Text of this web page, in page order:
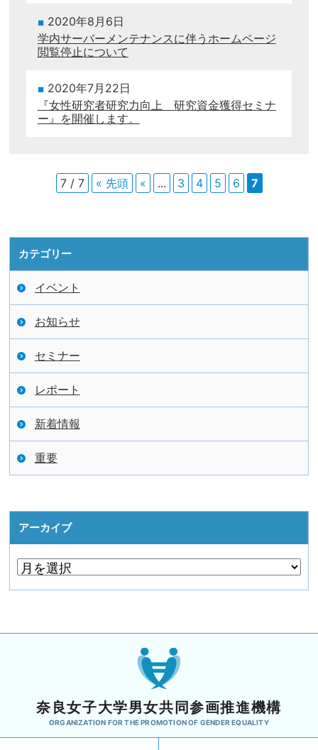
2020年8月6日
学内サーバーメンテナンスに伴うホームページ
閲覧停止について
2020年7月22日
『女性研究者研究力向上 研究資金獲得セミナ
ー』を開催します。
7 / 7 « 先頭 « ... 3 4 5 6 7
カテゴリー
イベント
お知らせ
セミナー
レポート
新着情報
重要
アーカイブ
奈良女子大学男女共同参画推進機構
ORGANIZATION FOR THE PROMOTION OF GENDER EQUALITY